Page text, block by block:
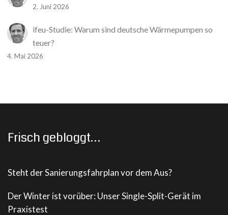
2. Juni 2026
ifeu-Studie: Warum sind deutsche Wärmepumpen so
teuer?
4. Mai 2026
Frisch gebloggt…
Steht der Sanierungsfahrplan vor dem Aus?
Der Winter ist vorüber: Unser Single-Split-Gerät im
Praxistest